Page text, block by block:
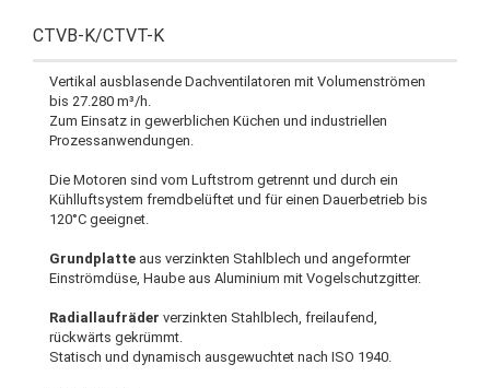
CTVB-K/CTVT-K
Vertikal ausblasende Dachventilatoren mit Volumenströmen
bis 27.280 m³/h.
Zum Einsatz in gewerblichen Küchen und industriellen
Prozessanwendungen.
Die Motoren sind vom Luftstrom getrennt und durch ein
Kühlluftsystem fremdbelüftet und für einen Dauerbetrieb bis
120°C geeignet.
Grundplatte aus verzinkten Stahlblech und angeformter
Einströmdüse, Haube aus Aluminium mit Vogelschutzgitter.
Radiallaufräder verzinkten Stahlblech, freilaufend,
rückwärts gekrümmt.
Statisch und dynamisch ausgewuchtet nach ISO 1940.